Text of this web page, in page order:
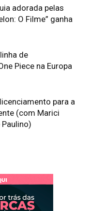
adorada pelas
O Filme” ganha
de
Piece na Europa
para a
(com Marici
Paulino)